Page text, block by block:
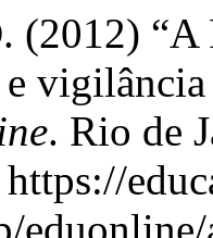
(2012)
. Rio de